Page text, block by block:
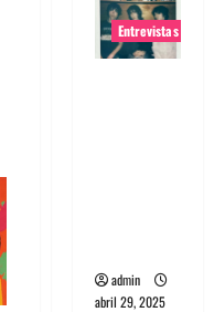
Entrevistas
admin
abril 29, 2025